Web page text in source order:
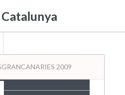
Catalunya
2009